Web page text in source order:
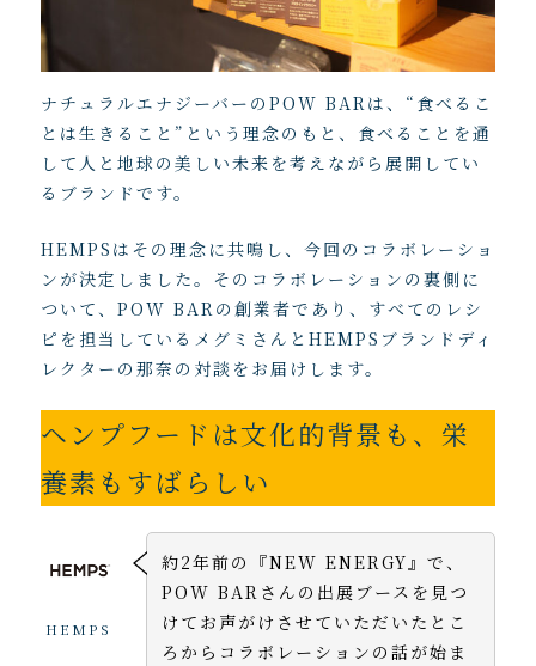
ナチュラルエナジーバーのPOW BARは、“食べるこ
とは生きること”という理念のもと、食べることを通
して人と地球の美しい未来を考えながら展開してい
るブランドです。
HEMPSはその理念に共鳴し、今回のコラボレーショ
ンが決定しました。そのコラボレーションの裏側に
ついて、POW BARの創業者であり、すべてのレシ
ピを担当しているメグミさんとHEMPSブランドディ
レクターの那奈の対談をお届けします。
ヘンプフードは文化的背景も、栄
養素もすばらしい
HEMPS
約2年前の『NEW ENERGY』で、
POW BARさんの出展ブースを見つ
けてお声がけさせていただいたとこ
ろからコラボレーションの話が始ま